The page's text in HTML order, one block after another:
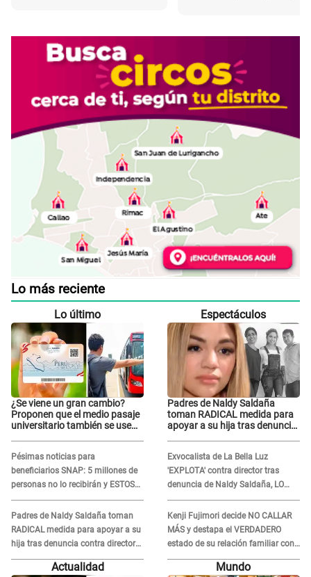
Lo más reciente
Lo último
¿Se viene un gran cambio?
Proponen que el medio pasaje
universitario también se use
Pésimas noticias para
beneficiarios SNAP: 5 millones de
personas no lo recibirán y ESTOS
INMIGRANTES ya no califican
Padres de Naldy Saldaña toman
RADICAL medida para apoyar a su
hija tras denuncia contra director
musical de La Bella Luz: "Esto no
se va a quedar así"
Espectáculos
Padres de Naldy Saldaña
toman RADICAL medida para
apoyar a su hija tras denuncia
quedar así"
Exvocalista de La Bella Luz
'EXPLOTA' contra director tras
denuncia de Naldy Saldaña, LO
INSULTA y lanza GRAVE
advertencia: "Falta que rueden dos
cabezas más"
Kenji Fujimori decide NO CALLAR
MÁS y destapa el VERDADERO
estado de su relación familiar con
Keiko Fujimori: "Mi familia es Érika,
Actualidad Mundo